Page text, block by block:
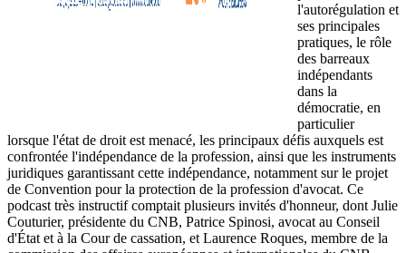
l'autorégulation et
ses principales
pratiques, le rôle
des barreaux
indépendants
dans la
démocratie, en
particulier
lorsque l'état de droit est menacé, les principaux défis auxquels est
confrontée l'indépendance de la profession, ainsi que les instruments
juridiques garantissant cette indépendance, notamment sur le projet
de Convention pour la protection de la profession d'avocat. Ce
podcast très instructif comptait plusieurs invités d'honneur, dont Julie
Couturier, présidente du CNB, Patrice Spinosi, avocat au Conseil
d'État et à la Cour de cassation, et Laurence Roques, membre de la